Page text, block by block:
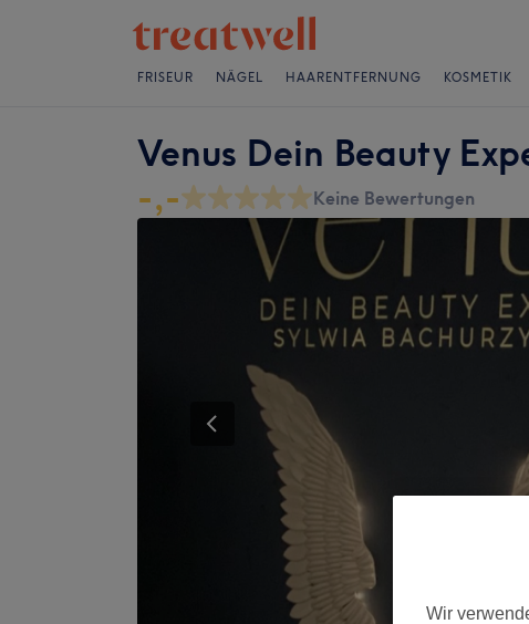
FRISEUR NÄGEL HAARENTFERNUNG KOSMETIK
Venus Dein Beauty
-,- Keine Bewertungen
Wir